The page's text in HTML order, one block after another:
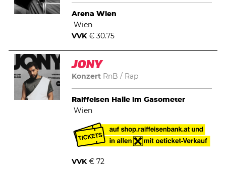
Arena Wien
Wien
VVK€ 30.75
JONY
Konzert RnB Rap
Raiffeisen Halle im Gasometer
Wien
VVK€ 72